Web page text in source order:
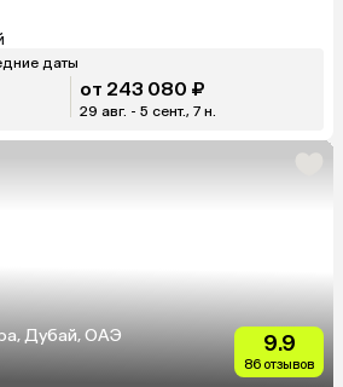
даты
от 243 080 ₽
29 авг. - 5 сент., 7 н.
Дубай, ОАЭ 9.9
86 отзывов